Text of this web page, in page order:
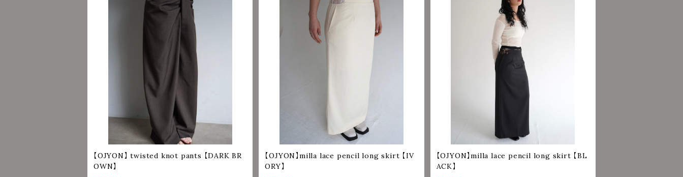
【OJYON】 twisted knot pants 【DARK BR
OWN】
【OJYON】milla lace pencil long skirt 【IV
ORY】
【OJYON】milla lace pencil long skirt 【BL
ACK】